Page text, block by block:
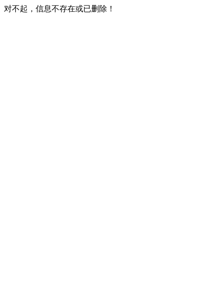
对不起，信息不存在或已删除！